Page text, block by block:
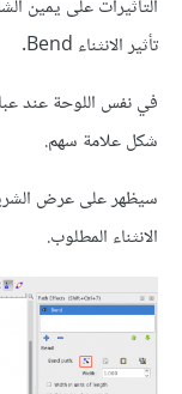
التأثيرات على يمين
تأثير الانثناء Bend.
شكل علامة سهم.
سيظهر على عرض
الانثناء المطلوب.